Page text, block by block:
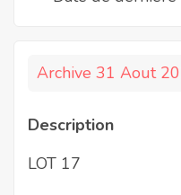
Archive 31 Aout
Description
LOT 17